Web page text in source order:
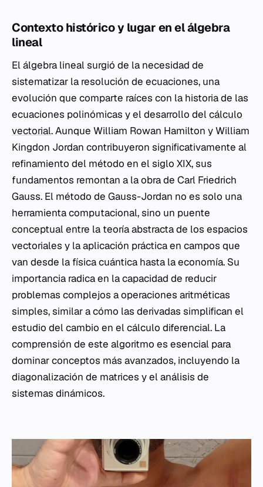
Contexto histórico y lugar en el álgebra
lineal
El álgebra lineal surgió de la necesidad de
sistematizar la resolución de ecuaciones, una
evolución que comparte raíces con la historia de las
ecuaciones polinómicas y el desarrollo delcálculo
vectorial. Aunque William Rowan Hamilton y William
Kingdon Jordan contribuyeron significativamente al
refinamiento del método en el siglo XIX, sus
fundamentos remontan a la obra de Carl Friedrich
Gauss. El método de Gauss-Jordan no es solo una
herramienta computacional, sino un puente
conceptual entre la teoría abstracta de los espacios
vectoriales y la aplicación práctica en campos que
van desde la física cuántica hasta la economía. Su
importancia radica en la capacidad de reducir
problemas complejos a operaciones aritméticas
simples, similar a cómo las derivadas simplifican el
estudio del cambio en el cálculo diferencial. La
comprensión de este algoritmo es esencial para
dominar conceptos más avanzados, incluyendo la
diagonalización de matrices y el análisis de
sistemas dinámicos.